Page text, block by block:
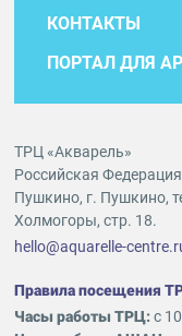
КОНТАКТЫ
ПОРТАЛ ДЛЯ
ТРЦ «Акварель»
Российская
Пушкино, г. Пушкино,
Холмогоры, стр. 18.
hello@aquarelle-
Правила посещения
Часы работы ТРЦ:с